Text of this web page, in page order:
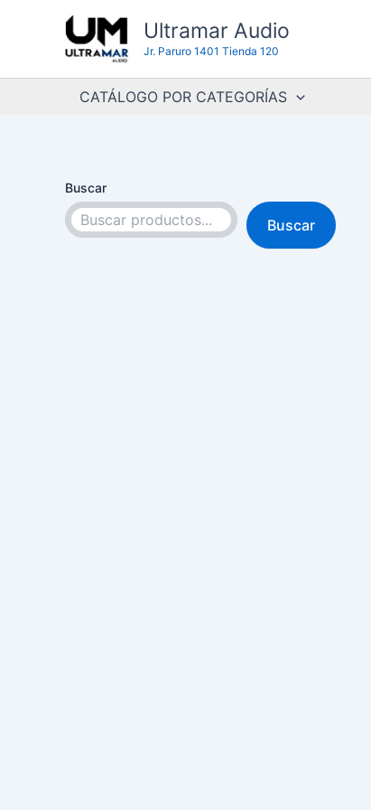
contenido
Ultramar Audio
Jr. Paruro 1401 Tienda 120
CATÁLOGO POR CATEGORÍAS
Buscar
Buscar